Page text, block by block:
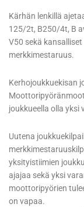
Kärhän lenkillä
125/2t, B250/4t, B
V50 sekä
merkkimestaruus.
Kerhojoukkuekisan
joukkueella olla yksi
Uutena
yksityistiimien
ajajaa sekä yksi
moottoripyörien
on vapaa.